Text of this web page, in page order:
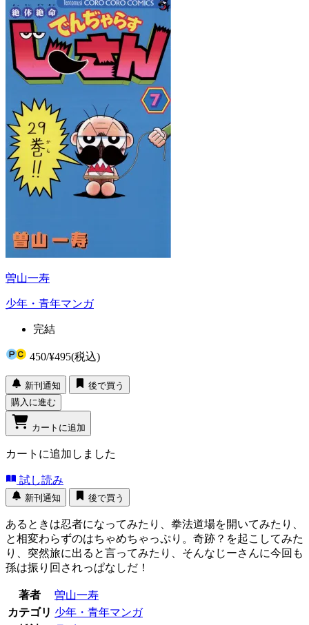
曽山一寿
少年・青年マンガ
完結
450/¥495(税込)
新刊通知
後で買う
購入に進む
カートに追加
カートに追加しました
試し読み
新刊通知 後で買う
あるときは忍者になってみたり、拳法道場を開いてみたり、
と相変わらずのはちゃめちゃっぷり。奇跡？を起こしてみた
り、突然旅に出ると言ってみたり、そんなじーさんに今回も
孫は振り回されっぱなしだ！
著者
曽山一寿
カテゴリ 少年・青年マンガ